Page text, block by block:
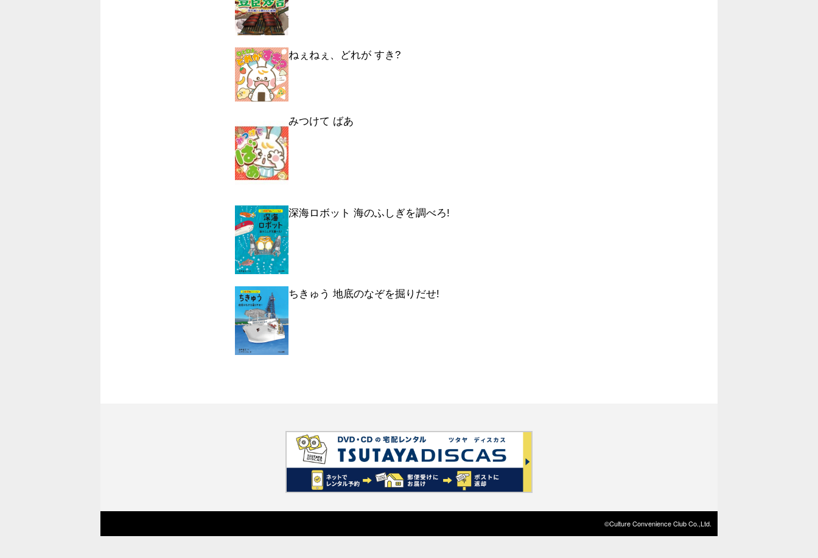
ねぇねぇ、どれが すき?
みつけて ばあ
深海ロボット 海のふしぎを調べろ!
ちきゅう 地底のなぞを掘りだせ!
©Culture Convenience Club Co.,Ltd.